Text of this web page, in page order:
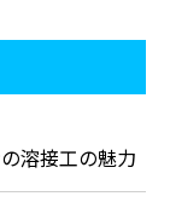
溶接工の魅力